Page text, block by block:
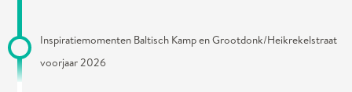
Inspiratiemomenten Baltisch Kamp en Grootdonk/Heikrekelstraat
voorjaar 2026